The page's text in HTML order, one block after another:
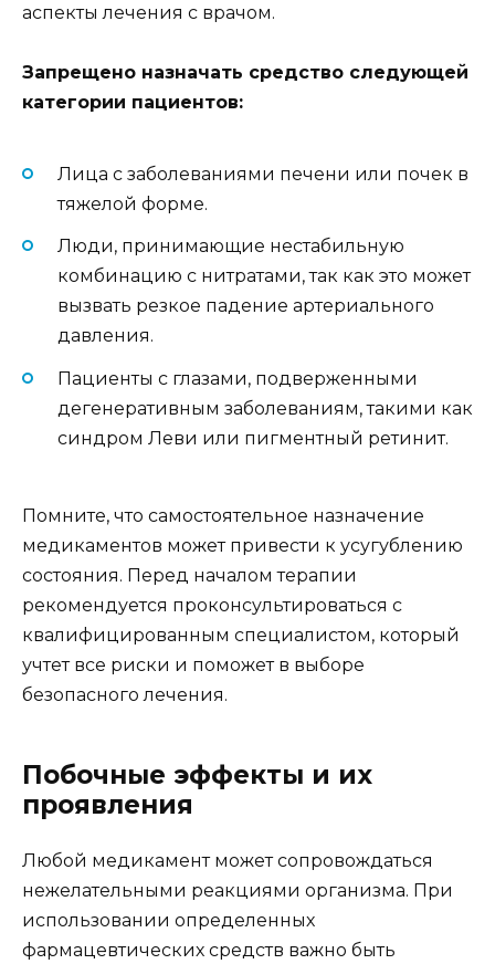
аспекты лечения с врачом.
Запрещено назначать средство следующей
категории пациентов:
Лица с заболеваниями печени или почек в
тяжелой форме.
Люди, принимающие нестабильную
комбинацию с нитратами, так как это может
вызвать резкое падение артериального
давления.
Пациенты с глазами, подверженными
дегенеративным заболеваниям, такими как
синдром Леви или пигментный ретинит.
Помните, что самостоятельное назначение
медикаментов может привести к усугублению
состояния. Перед началом терапии
рекомендуется проконсультироваться с
квалифицированным специалистом, который
учтет все риски и поможет в выборе
безопасного лечения.
Побочные эффекты и их
проявления
Любой медикамент может сопровождаться
нежелательными реакциями организма. При
использовании определенных
фармацевтических средств важно быть